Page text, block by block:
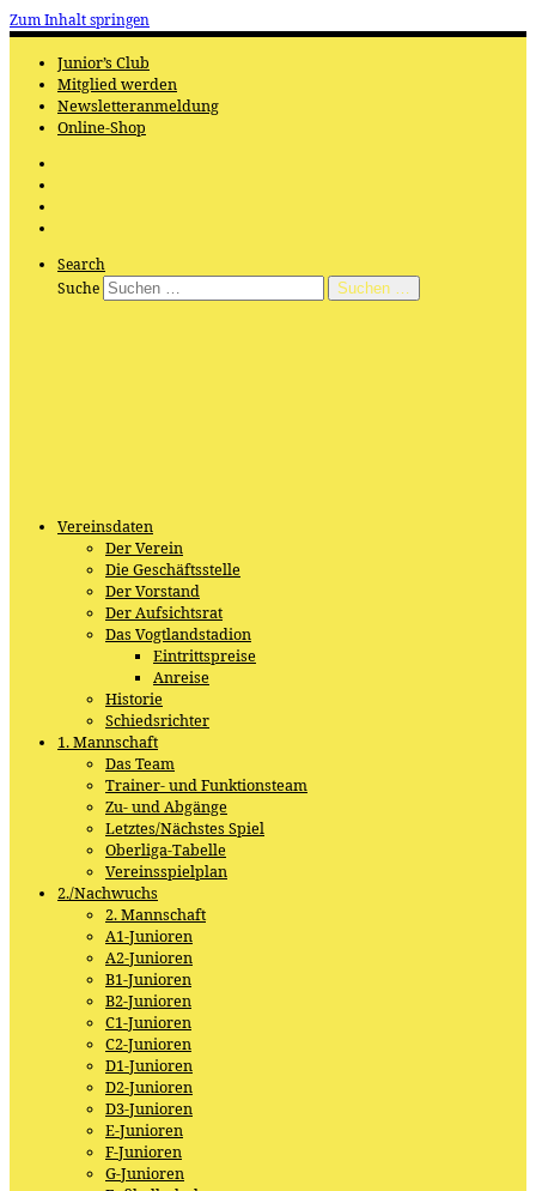
Zum Inhalt springen
Junior’s Club
Mitglied werden
Newsletteranmeldung
Online-Shop
Search
Suche
Suchen …
Vereinsdaten
Der Verein
Die Geschäftsstelle
Der Vorstand
Der Aufsichtsrat
Das Vogtlandstadion
Eintrittspreise
Anreise
Historie
Schiedsrichter
1. Mannschaft
Das Team
Trainer- und Funktionsteam
Zu- und Abgänge
Letztes/Nächstes Spiel
Oberliga-Tabelle
Vereinsspielplan
2./Nachwuchs
2. Mannschaft
A1-Junioren
A2-Junioren
B1-Junioren
B2-Junioren
C1-Junioren
C2-Junioren
D1-Junioren
D2-Junioren
D3-Junioren
E-Junioren
F-Junioren
G-Junioren